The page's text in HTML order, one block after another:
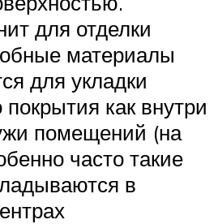
для отделки
материалы
для укладки
покрытия как внутри
помещений (на
часто такие
в